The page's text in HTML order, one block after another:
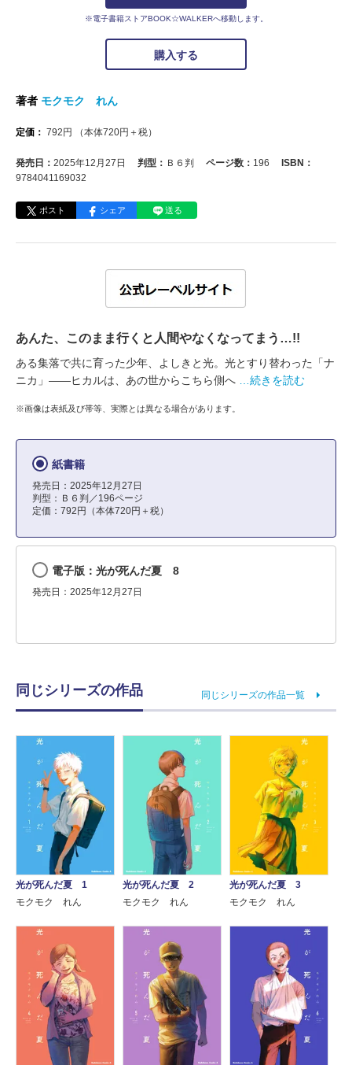
※電子書籍ストアBOOK☆WALKERへ移動します。
購入する
著者 モクモク れん
定価： 792 円 （本体720円＋税）
発売日： 2025年12月27日 判型： Ｂ６判 ページ数： 196
ISBN：
9784041169032
ポスト シェア 送る
あんた、このまま行くと人間やなくなってまう…!!
ある集落で共に育った少年、よしきと光。光とすり替わった「ナ
ニカ」――ヒカルは、あの世からこちら側へ
…続きを読む
※画像は表紙及び帯等、実際とは異なる場合があります。
紙書籍
発売日：2025年12月27日
判型：Ｂ６判／196ページ
定価：792円（本体720円＋税）
電子版：光が死んだ夏 8
発売日：2025年12月27日
同じシリーズの作品 同じシリーズの作品一覧
光が死んだ夏 1
モクモク れん
光が死んだ夏 2
モクモク れん
光が死んだ夏 3
モクモク れん